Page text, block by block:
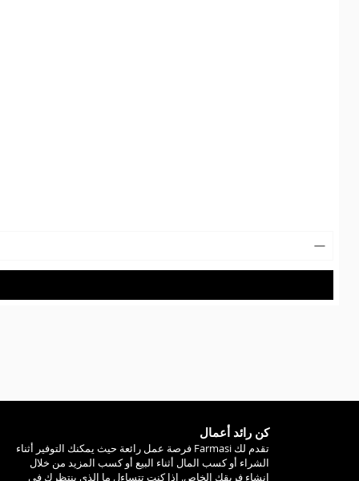
كن رائد أعمال
تقدم لك Farmasi فرصة عمل رائعة حيث يمكنك التوفير أثناء
الشراء أو كسب المال أثناء البيع أو كسب المزيد من خلال
إنشاء فريقك الخاص. إذا كنت تتساءل ما الذي ينتظرك في